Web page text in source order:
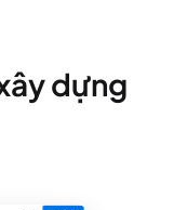
dựng